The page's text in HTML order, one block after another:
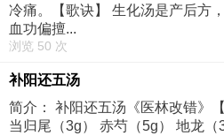
冷痛。【歌诀】 生化汤是产后方
血功偏擅...
浏览 50 次
补阳还五汤
简介： 补阳还五汤《医林改错》
当归尾（3g） 赤芍（5g） 地龙